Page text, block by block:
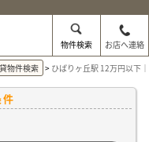
物件検索
お店へ連絡
物件検索 ひばりヶ丘駅 12万円以下